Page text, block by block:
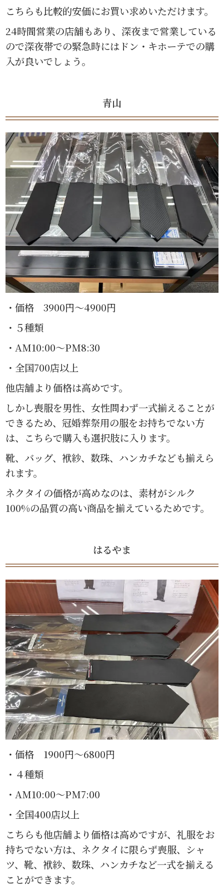
こちらも比較的安価にお買い求めいただけます。
24時間営業の店舗もあり、深夜まで営業している
ので深夜帯での緊急時にはドン・キホーテでの購
入が良いでしょう。
青山
・価格 3900円〜4900円
・５種類
・AM10:00〜PM8:30
・全国700店以上
他店舗より価格は高めです。
しかし喪服を男性、女性問わず一式揃えることが
できるため、冠婚葬祭用の服をお持ちでない方
は、こちらで購入も選択肢に入ります。
靴、バッグ、袱紗、数珠、ハンカチなども揃えら
れます。
ネクタイの価格が高めなのは、素材がシルク
100%の品質の高い商品を揃えているためです。
はるやま
・価格 1900円〜6800円
・４種類
・AM10:00〜PM7:00
・全国400店以上
こちらも他店舗より価格は高めですが、礼服をお
持ちでない方は、ネクタイに限らず喪服、シャ
ツ、靴、袱紗、数珠、ハンカチなど一式を揃える
ことができます。